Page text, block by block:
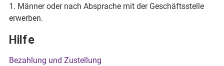
1. Männer oder nach Absprache mit der Geschäftsstelle
erwerben.
Hilfe
Bezahlung und Zustellung